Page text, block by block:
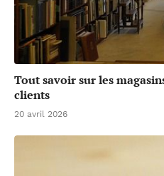
Tout savoir sur les
clients
20 avril 2026